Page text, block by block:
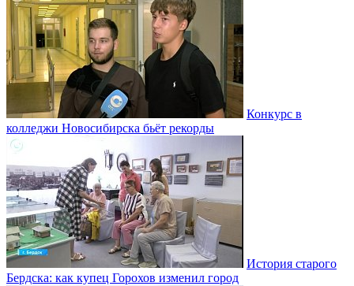
Конкурс в
колледжи Новосибирска бьёт рекорды
История старого
Бердска: как купец Горохов изменил город